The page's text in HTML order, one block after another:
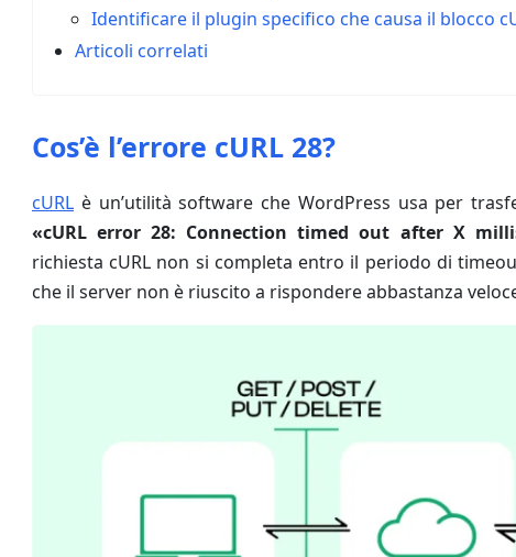
Identificare il plugin specifico che causa il blocco
Articoli correlati
Cos’è l’errore cURL 28?
cURL è un’utilità software che WordPress usa per
«cURL error 28: Connection timed out after X
richiesta cURL non si completa entro il periodo di
che il server non è riuscito a rispondere abbastanza